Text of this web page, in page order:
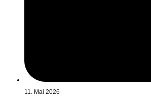
11. Mai 2026